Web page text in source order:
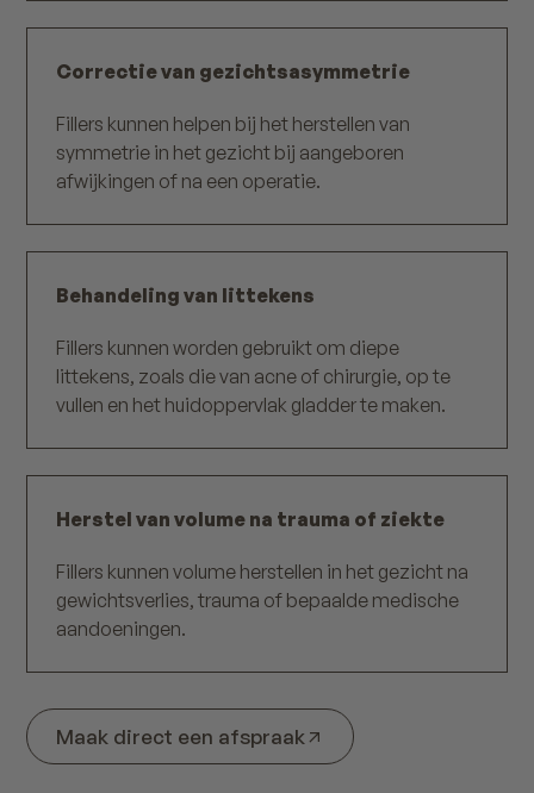
Correctie van gezichtsasymmetrie
Fillers kunnen helpen bij het herstellen van
symmetrie in het gezicht bij aangeboren
afwijkingen of na een operatie.
Behandeling van littekens
Fillers kunnen worden gebruikt om diepe
littekens, zoals die van acne of chirurgie, op te
vullen en het huidoppervlak gladder te maken.
Herstel van volume na trauma of ziekte
Fillers kunnen volume herstellen in het gezicht na
gewichtsverlies, trauma of bepaalde medische
aandoeningen.
Maak direct een afspraak